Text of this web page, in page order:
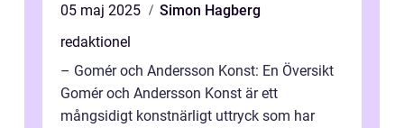
05 maj 2025
Simon Hagberg
redaktionel
– Gomér och Andersson Konst: En Översikt
Gomér och Andersson Konst är ett
mångsidigt konstnärligt uttryck som har